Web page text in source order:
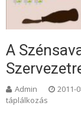
A
Admin 2011-
táplálkozás